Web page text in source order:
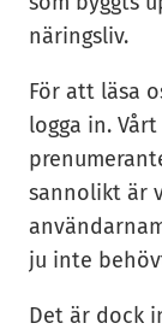
näringsliv.
För att läsa
logga in.
sannolikt är
ju inte
Det är dock